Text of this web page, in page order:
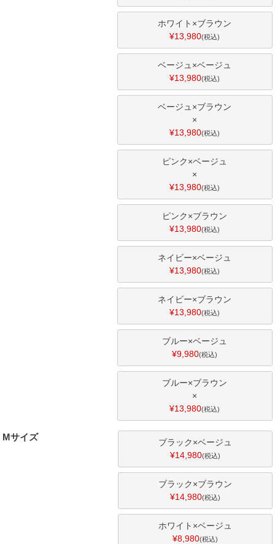
ホワイト×ブラウン
¥13,980 税込
ベージュ×ベージュ
¥13,980 税込
ベージュ×ブラウン
×
¥13,980 税込
ピンク×ベージュ
×
¥13,980 税込
ピンク×ブラウン
¥13,980 税込
ネイビー×ベージュ
¥13,980 税込
ネイビー×ブラウン
¥13,980 税込
ブルー×ベージュ
¥9,980 税込
ブルー×ブラウン
×
¥13,980 税込
Mサイズ
ブラック×ベージュ
¥14,980 税込
ブラック×ブラウン
¥14,980 税込
ホワイト×ベージュ
¥8,980 税込